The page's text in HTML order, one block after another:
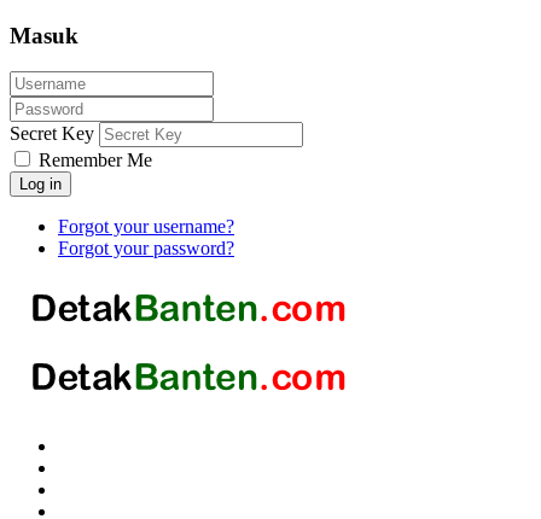
Masuk
Secret Key
Remember Me
Log in
Forgot your username?
Forgot your password?